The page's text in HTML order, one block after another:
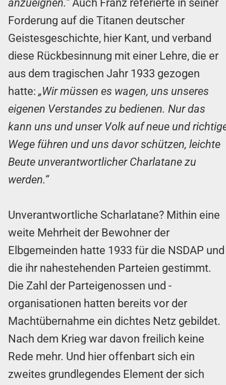
anzueignen.“Auch Franz referierte in seiner
Forderung auf die Titanen deutscher
Geistesgeschichte, hier Kant, und verband
diese Rückbesinnung mit einer Lehre, die er
aus dem tragischen Jahr 1933 gezogen
hatte: „Wir müssen es wagen, uns unseres
eigenen Verstandes zu bedienen. Nur das
kann uns und unser Volk auf neue und
Wege führen und uns davor schützen, leichte
Beute unverantwortlicher Charlatane zu
werden.“
Unverantwortliche Scharlatane? Mithin eine
weite Mehrheit der Bewohner der
Elbgemeinden hatte 1933 für die NSDAP und
die ihr nahestehenden Parteien gestimmt.
Die Zahl der Parteigenossen und -
organisationen hatten bereits vor der
Machtübernahme ein dichtes Netz gebildet.
Nach dem Krieg war davon freilich keine
Rede mehr. Und hier offenbart sich ein
zweites grundlegendes Element der sich